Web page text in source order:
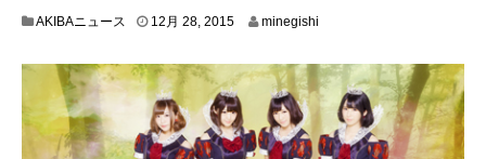
AKIBAニュース 12月 28, 20151
2
6
,
2
0
minegishi